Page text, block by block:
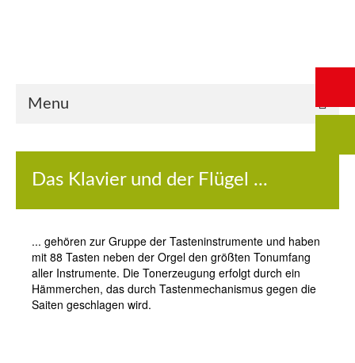
Menu
Das Klavier und der Flügel ...
... gehören zur Gruppe der Tasteninstrumente und haben
mit 88 Tasten neben der Orgel den größten Tonumfang
aller Instrumente. Die Tonerzeugung erfolgt durch ein
Hämmerchen, das durch Tastenmechanismus gegen die
Saiten geschlagen wird.